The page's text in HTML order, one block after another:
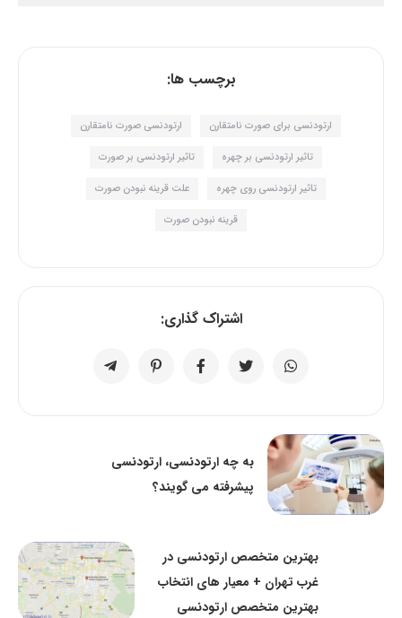
برچسب ها:
ارتودنسی برای صورت نامتقارن ارتودنسی صورت نامتقارن
تاثیر ارتودنسی بر چهره تاثیر ارتودنسی بر صورت
تاثیر ارتودنسی روی چهره علت قرینه نبودن صورت
قرینه نبودن صورت
اشتراک گذاری:
به چه ارتودنسی، ارتودنسی
پیشرفته می گویند؟
بهترین متخصص ارتودنسی در
غرب تهران + معیار های انتخاب
بهترین متخصص ارتودنسی